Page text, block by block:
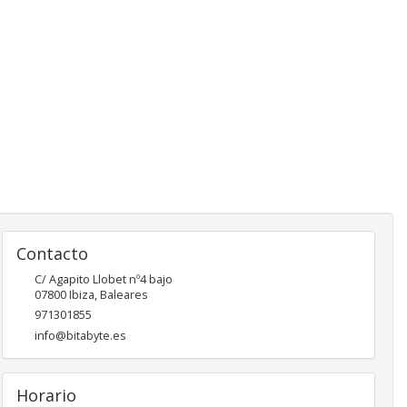
Contacto
C/ Agapito Llobet nº4 bajo
07800Ibiza,Baleares
971301855
info@bitabyte.es
Horario